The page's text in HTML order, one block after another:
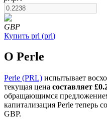
Фьючерсы на COIN-M
GBP
Купить prl (prl)
О Perle
Perle (PRL) испытывает
текущая цена составляет
обращающимся
капитализация Perle теперь
GBP.